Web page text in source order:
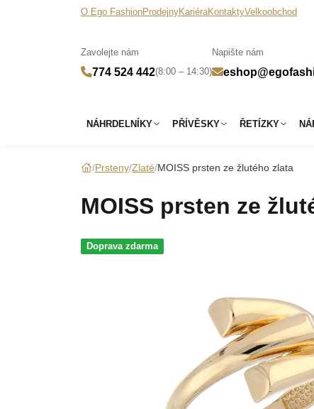
O Ego FashionProdejnyKariéraKontaktyVelkoobchod
Zavolejte nám
774 524 442(8:00 – 14:30)
Napište nám
NÁHRDELNÍKY PŘÍVĚSKY ŘETÍZKY
Prsteny Zlaté MOISS prsten ze žlutého zlata
MOISS prsten ze
Doprava zdarma